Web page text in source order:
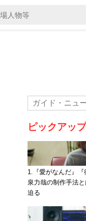
ピックアップ
1.『愛がなんだ』
泉力哉の制作手法
迫る